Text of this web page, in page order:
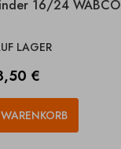
16/24 WABCO
LAGER
€